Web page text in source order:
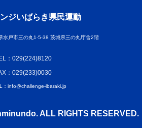
ジいばらき県民運動
水戸市三の丸1-5-38 茨城県三の丸庁舎2階
：029(224)8120
：029(233)0030
：info@challenge-ibaraki.jp
ALL RIGHTS RESERVED.